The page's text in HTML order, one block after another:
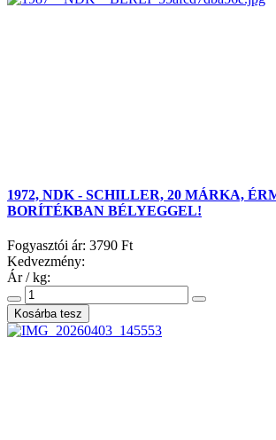
1972, NDK - SCHILLER, 20 MÁRKA,
BORÍTÉKBAN BÉLYEGGEL!
Fogyasztói ár: 3790 Ft
Kedvezmény:
Ár / kg: